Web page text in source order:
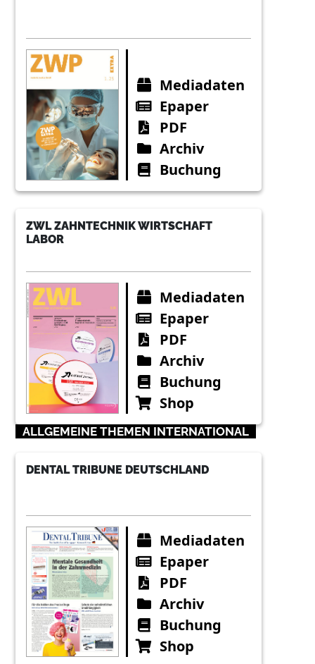
Mediadaten
Epaper
PDF
Archiv
Buchung
ZWL ZAHNTECHNIK WIRTSCHAFT
LABOR
Mediadaten
Epaper
PDF
Archiv
Buchung
Shop
ALLGEMEINE THEMEN INTERNATIONAL
DENTAL TRIBUNE DEUTSCHLAND
Mediadaten
Epaper
PDF
Archiv
Buchung
Shop